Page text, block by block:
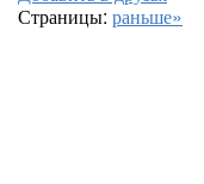
Страницы: раньше»